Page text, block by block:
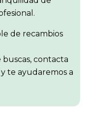
de recambios
buscas, contacta
y te ayudaremos a